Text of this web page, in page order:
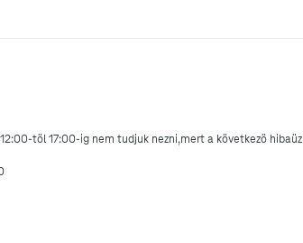
töl 17:00-ig nem tudjuk nezni,mert a következö hibaüz